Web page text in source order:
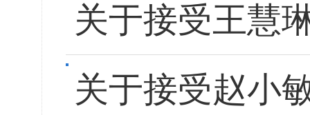
关于接受王慧
关于接受赵小